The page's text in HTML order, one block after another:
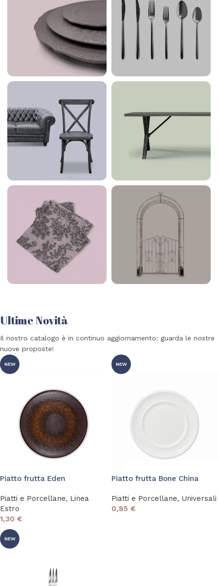
64 products
Porcellane
111 products
Rivestimenti
36 products
26 products
Ultime Novità
Il nostro catalogo è in continuo aggiornamento: guarda le nostre
nuove proposte!
NEW
Piatto frutta Eden
Piatti e Porcellane, Linea
Estro
1,30 €
NEW
Piatto frutta Bone China
Piatti e Porcellane, Universali
0,85 €
NEW